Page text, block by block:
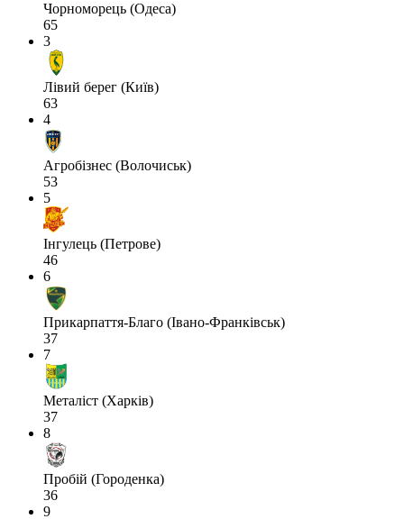
Чорноморець (Одеса)
65
3
Лівий берег (Київ)
63
4
Агробізнес (Волочиськ)
53
5
Інгулець (Петрове)
46
6
Прикарпаття-Благо (Івано-Франківськ)
37
7
Металіст (Харків)
37
8
Пробій (Городенка)
36
9